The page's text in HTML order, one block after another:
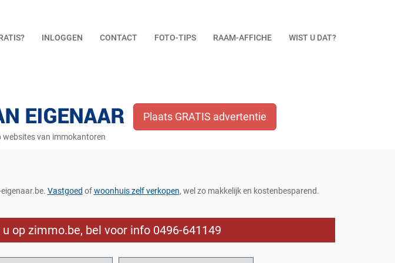
INLOGGEN CONTACT FOTO-TIPS RAAM-AFFICHE WIST U DAT?
Plaats GRATIS advertentie
websites van immokantoren
Vastgoed ofwoonhuis zelf verkopen, wel zo makkelijk en kostenbesparend.
op zimmo.be, bel voor info 0496-641149